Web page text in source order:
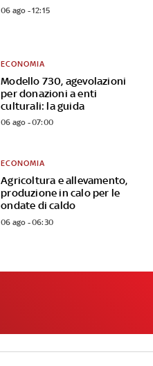
06 ago - 12:15
Modello 730, agevolazioni
per donazioni a enti
culturali: la guida
ECONOMIA
06 ago - 07:00
Agricoltura e allevamento,
produzione in calo per le
ondate di caldo
ECONOMIA
06 ago - 06:30